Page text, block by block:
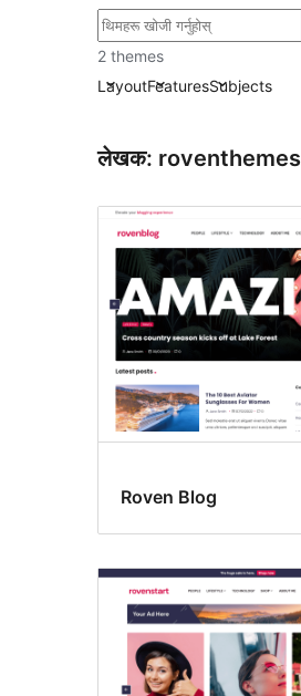
खोज्नुहोस्
2 themes
LayoutFeaturesSubjects
लेखक: roventhemes
Roven Blog